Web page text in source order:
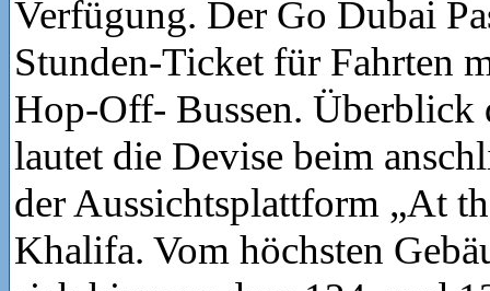
Verfügung. Der Go Dubai
Stunden-Ticket für Fahrten
Hop-Off- Bussen. Überblick
lautet die Devise beim
der Aussichtsplattform „At
Khalifa. Vom höchsten